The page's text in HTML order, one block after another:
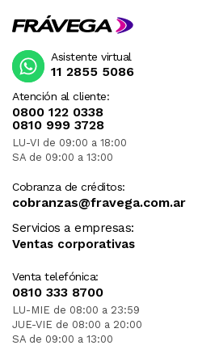
Atención al cliente:
0800 122 0338
0810 999 3728
LU-VI de 09:00 a 18:00
SA de 09:00 a 13:00
Cobranza de créditos:
cobranzas@fravega.com.ar
Servicios a empresas:
Ventas corporativas
Venta telefónica:
0810 333 8700
LU-MIE de 08:00 a 23:59
JUE-VIE de 08:00 a 20:00
SA de 09:00 a 13:00
Asistente virtual
11 2855 5086